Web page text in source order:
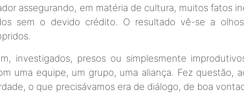
assegurando, em matéria de cultura, muitos fatos
sem o devido crédito. O resultado vê-se a olhos
investigados, presos ou simplesmente
uma equipe, um grupo, uma aliança. Fez questão,
o que precisávamos era de diálogo, de boa